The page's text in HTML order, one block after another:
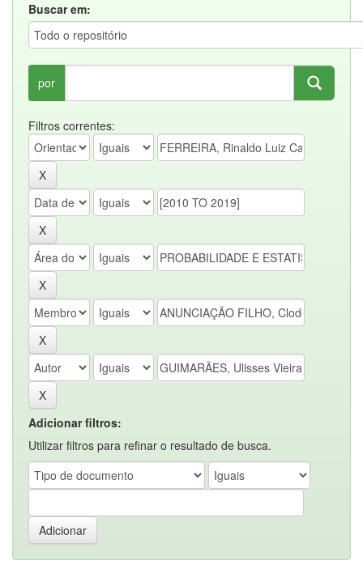
Buscar em:
por
Filtros correntes:
Adicionar filtros:
Utilizar filtros para refinar o resultado de busca.